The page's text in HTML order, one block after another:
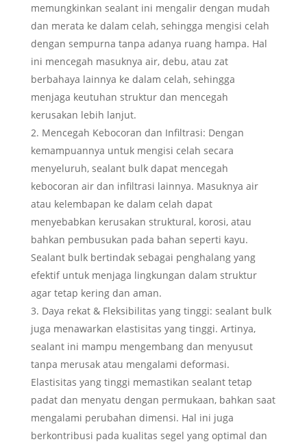
memungkinkan sealant ini mengalir dengan mudah
dan merata ke dalam celah, sehingga mengisi celah
dengan sempurna tanpa adanya ruang hampa. Hal
ini mencegah masuknya air, debu, atau zat
berbahaya lainnya ke dalam celah, sehingga
menjaga keutuhan struktur dan mencegah
kerusakan lebih lanjut.
Mencegah Kebocoran dan Infiltrasi: Dengan
kemampuannya untuk mengisi celah secara
menyeluruh, sealant bulk dapat mencegah
kebocoran air dan infiltrasi lainnya. Masuknya air
atau kelembapan ke dalam celah dapat
menyebabkan kerusakan struktural, korosi, atau
bahkan pembusukan pada bahan seperti kayu.
Sealant bulk bertindak sebagai penghalang yang
efektif untuk menjaga lingkungan dalam struktur
agar tetap kering dan aman.
Daya rekat & Fleksibilitas yang tinggi: sealant bulk
juga menawarkan elastisitas yang tinggi. Artinya,
sealant ini mampu mengembang dan menyusut
tanpa merusak atau mengalami deformasi.
Elastisitas yang tinggi memastikan sealant tetap
padat dan menyatu dengan permukaan, bahkan saat
mengalami perubahan dimensi. Hal ini juga
berkontribusi pada kualitas segel yang optimal dan